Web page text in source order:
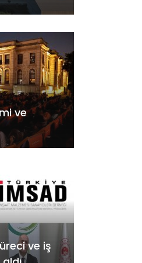
ve
ve iş